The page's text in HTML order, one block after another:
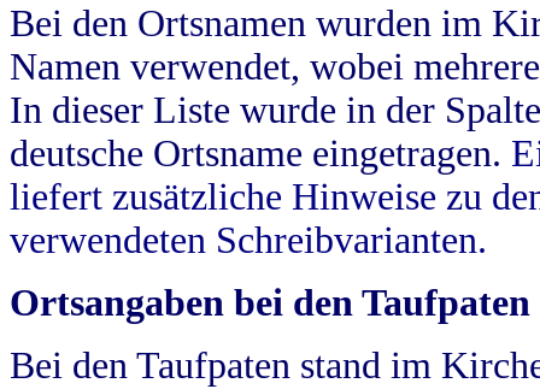
Bei den Ortsnamen wurden im
Namen verwendet, wobei
In dieser Liste wurde in der
deutsche Ortsname eingetragen.
liefert zusätzliche Hinweise zu
verwendeten Schreibvarianten.
Ortsangaben bei den Taufpaten
Bei den Taufpaten stand im